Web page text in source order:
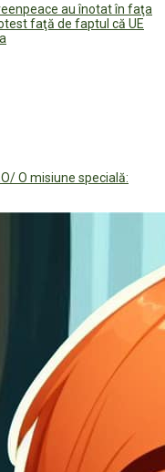
au înotat în faţa
faţă de faptul că UE
O misiune specială: